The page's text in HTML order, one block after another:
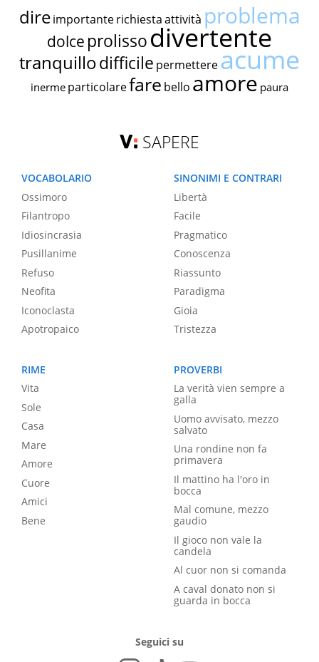
dire importante richiestaattività problema
dolce prolissodivertente
tranquillodifficile permettereacume
inerme particolarefare bello amore paura
SAPERE
VOCABOLARIO
Ossimoro
Filantropo
Idiosincrasia
Pusillanime
Refuso
Neofita
Iconoclasta
Apotropaico
SINONIMI E CONTRARI
Libertà
Facile
Pragmatico
Conoscenza
Riassunto
Paradigma
Gioia
Tristezza
RIME
Vita
Sole
Casa
Mare
Amore
Cuore
Amici
Bene
PROVERBI
La verità vien sempre a
galla
Uomo avvisato, mezzo
salvato
Una rondine non fa
primavera
Il mattino ha l'oro in
bocca
Mal comune, mezzo
gaudio
Il gioco non vale la
candela
Al cuor non si comanda
A caval donato non si
guarda in bocca
Seguici su